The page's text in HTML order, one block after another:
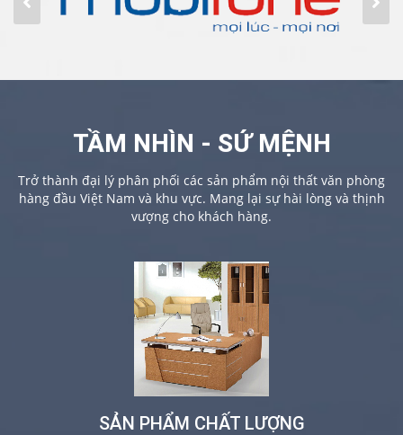
TẦM NHÌN - SỨ MỆNH
Trở thành đại lý phân phối các sản phẩm nội thất văn phòng
hàng đầu Việt Nam và khu vực. Mang lại sự hài lòng và thịnh
vượng cho khách hàng.
SẢN PHẨM CHẤT LƯỢNG